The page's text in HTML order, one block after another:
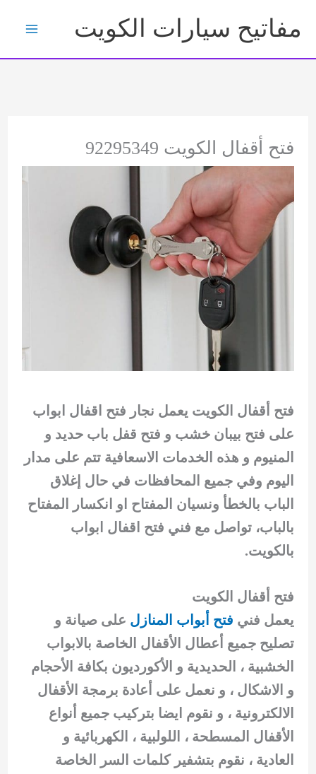
إلى
المحتوى
مفاتيح سيارات الكويت
فتح أقفال الكويت 92295349
فتح أقفال الكويت يعمل نجار فتح اقفال ابواب
على فتح بيبان خشب و فتح قفل باب حديد و
المنيوم و هذه الخدمات الاسعافية تتم على مدار
اليوم وفي جميع المحافظات في حال إغلاق
الباب بالخطأ ونسيان المفتاح او انكسار المفتاح
بالباب، تواصل مع فني فتح اقفال ابواب
بالكويت.
فتح أقفال الكويت
يعمل فني فتح أبواب المنازل على صيانة و
تصليح جميع أعطال الأقفال الخاصة بالابواب
الخشبية ، الحديدية و الأكورديون بكافة الأحجام
و الاشكال ، و نعمل على أعادة برمجة الأقفال
الالكترونية ، و نقوم ايضا بتركيب جميع أنواع
الأقفال المسطحة ، اللولبية ، الكهربائية و
العادية ، نقوم بتشفير كلمات السر الخاصة